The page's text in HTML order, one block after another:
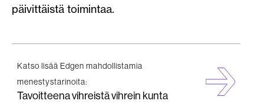
päivittäistä toimintaa.
Katso lisää Edgen mahdollistamia
menestystarinoita:
Tavoitteena vihreistä vihrein kunta